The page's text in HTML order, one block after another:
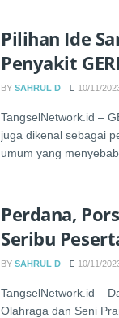
Pilihan Ide
Penyakit
BY SAHRUL D 10/11/
TangselNetwork.id –
juga dikenal sebagai
umum yang
Perdana,
Seribu
BY SAHRUL D 10/11/
TangselNetwork.id –
Olahraga dan Seni